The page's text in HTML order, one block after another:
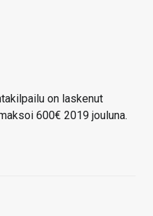
on laskenut
600€ 2019 jouluna.